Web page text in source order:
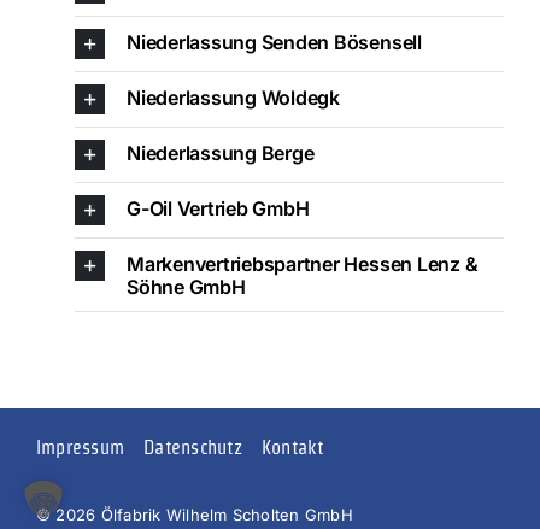
Niederlassung Senden Bösensell
Niederlassung Woldegk
Niederlassung Berge
G-Oil Vertrieb GmbH
Markenvertriebspartner Hessen Lenz &
Söhne GmbH
Impressum Datenschutz Kontakt
©2026 Ölfabrik Wilhelm Scholten GmbH